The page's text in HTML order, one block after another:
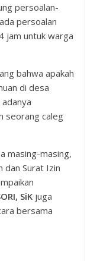
persoalan-
persoalan
jam untuk warga
bahwa apakah
di desa
seorang caleg
masing-masing,
dan Surat Izin
SiK juga
bersama